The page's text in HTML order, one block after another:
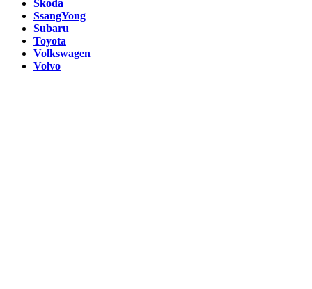
Skoda
SsangYong
Subaru
Toyota
Volkswagen
Volvo